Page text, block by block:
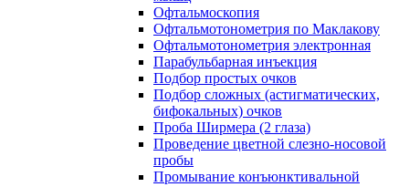
Офтальмоскопия
Офтальмотонометрия по Маклакову
Офтальмотонометрия электронная
Парабульбарная инъекция
Подбор простых очков
Подбор сложных (астигматических,
бифокальных) очков
Проба Ширмера (2 глаза)
Проведение цветной слезно-носовой
пробы
Промывание конъюнктивальной